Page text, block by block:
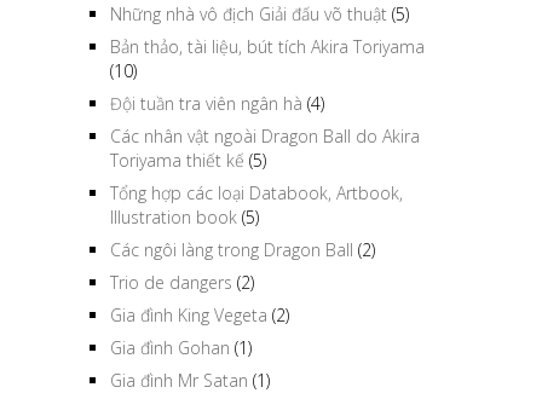
Những nhà vô địch Giải đấu võ thuật (5)
Bản thảo, tài liệu, bút tích Akira Toriyama
(10)
Đội tuần tra viên ngân hà (4)
Các nhân vật ngoài Dragon Ball do Akira
Toriyama thiết kế (5)
Tổng hợp các loại Databook, Artbook,
Illustration book (5)
Các ngôi làng trong Dragon Ball (2)
Trio de dangers (2)
Gia đình King Vegeta (2)
Gia đình Gohan (1)
Gia đình Mr Satan (1)